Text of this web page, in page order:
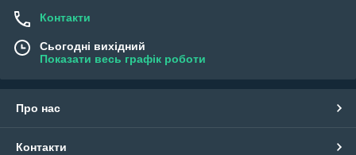
Контакти
Сьогодні вихідний
Показати весь графік роботи
Про нас
Контакти